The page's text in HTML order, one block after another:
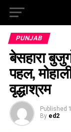
PUNJAB
बेसहारा
पहल,
वृद्धाश्रम
Published
By ed2